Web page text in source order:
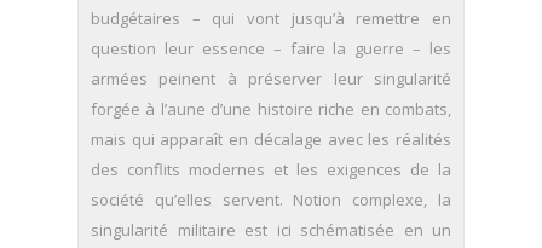
budgétaires – qui vont jusqu’à remettre en
question leur essence – faire la guerre – les
armées peinent à préserver leur singularité
forgée à l’aune d’une histoire riche en combats,
mais qui apparaît en décalage avec les réalités
des conflits modernes et les exigences de la
société qu’elles servent. Notion complexe, la
singularité militaire est ici schématisée en un